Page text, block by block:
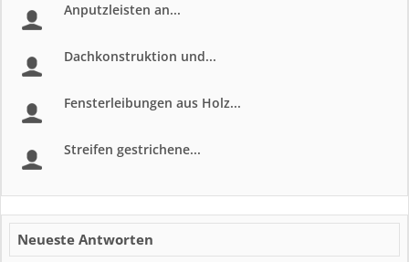
Anputzleisten an...
Dachkonstruktion und...
Fensterleibungen aus Holz...
Streifen gestrichene...
Neueste Antworten